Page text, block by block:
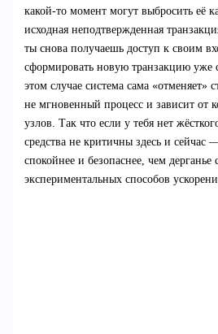
какой-то момент могут выбросить её
исходная неподтвержденная
ты снова получаешь доступ к своим
сформировать новую транзакцию
этом случае система сама «отменяет»
не мгновенный процесс и зависит от
узлов. Так что если у тебя нет
средства не критичны здесь и сейчас
спокойнее и безопаснее, чем дерганье
экспериментальных способов